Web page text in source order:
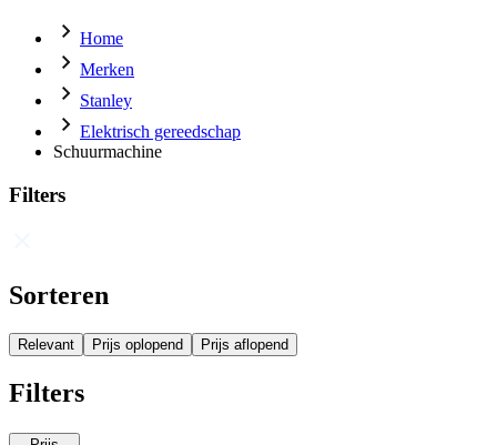
Home
Merken
Stanley
Elektrisch gereedschap
Schuurmachine
Filters
Sorteren
Relevant Prijs oplopend Prijs aflopend
Filters